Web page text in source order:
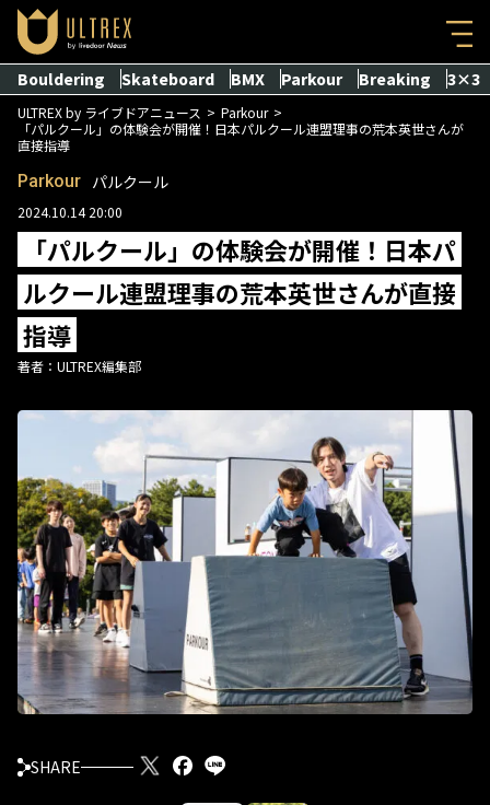
Bouldering Skateboard BMX Parkour Breaking 3×3
ULTREX by ライブドアニュース
Parkour
「パルクール」の体験会が開催！日本パルクール連盟理事の荒本英世さんが
直接指導
Parkour パルクール
2024.10.14 20:00
「パルクール」の体験会が開催！日本パ
ルクール連盟理事の荒本英世さんが直接
指導
著者： ULTREX編集部
SHARE